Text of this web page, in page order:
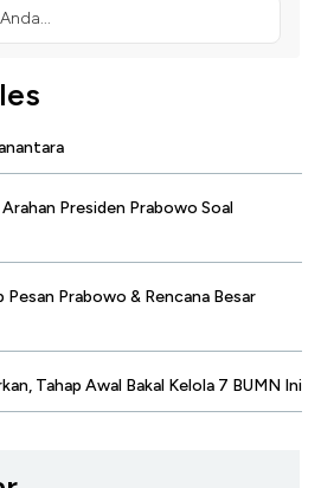
Presiden Prabowo Soal
Pesan Prabowo & Rencana Besar
Tahap Awal Bakal Kelola 7 BUMN Ini